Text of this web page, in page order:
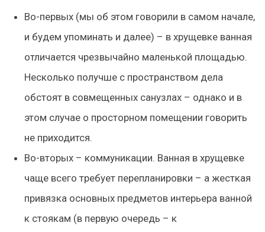
Во-первых (мы об этом говорили в самом начале,
и будем упоминать и далее) – в хрущевке ванная
отличается чрезвычайно маленькой площадью.
Несколько получше с пространством дела
обстоят в совмещенных санузлах – однако и в
этом случае о просторном помещении говорить
не приходится.
Во-вторых – коммуникации. Ванная в хрущевке
чаще всего требует перепланировки – а жесткая
привязка основных предметов интерьера ванной
к стоякам (в первую очередь – к